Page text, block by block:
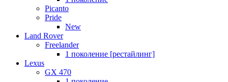
Picanto
Pride
New
Land Rover
Freelander
1 поколение [рестайлинг]
Lexus
GX 470